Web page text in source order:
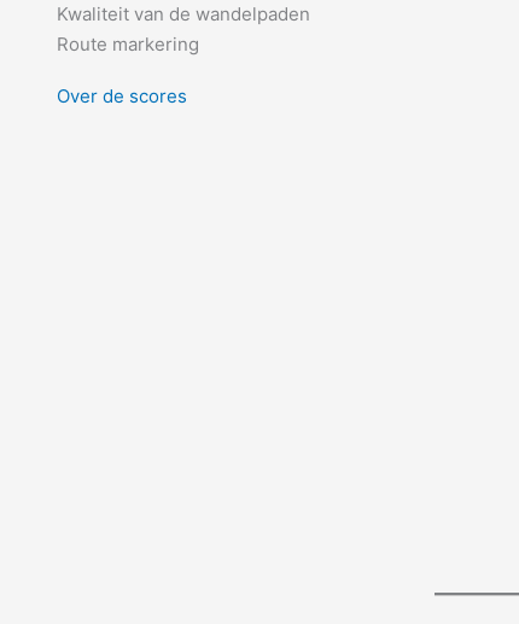
Kwaliteit van de wandelpaden
Route markering
Over de scores